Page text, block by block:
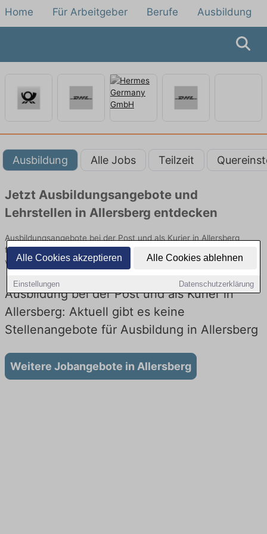
Alle Cookies akzeptieren Alle Cookies ablehnen
Einstellungen Datenschutzerklärung
Home Für Arbeitgeber Berufe Ausbildung
Ausbildung Alle Jobs Teilzeit
Jetzt Ausbildungsangebote und
Lehrstellen in Allersberg entdecken
Ausbildungsangebote bei der Post und als Kurier in Allersberg
finden Sie von namhaften Firmen. Entdecken Sie freie Optionen
von Top-Arbeitgebern und bewerben Sie sich noch heute.
Ausbildung bei der Post und als Kurier in
Allersberg: Aktuell gibt es keine
Stellenangebote für Ausbildung in Allersberg
Weitere Jobangebote in Allersberg